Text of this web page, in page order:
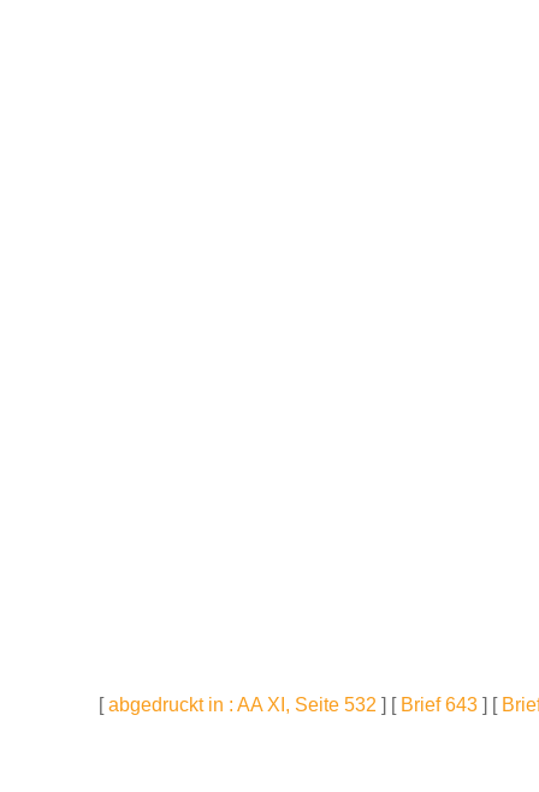
[abgedruckt in : AA XI, Seite 532 ] [ Brief 643 ] [